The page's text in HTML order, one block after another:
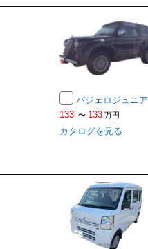
パジェロジュニア
133 〜 133 万円
カタログを見る